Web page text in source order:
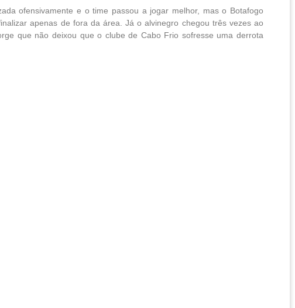
ofensivamente e o time passou a jogar melhor, mas o Botafogo
apenas de fora da área. Já o alvinegro chegou três vezes ao
que não deixou que o clube de Cabo Frio sofresse uma derrota